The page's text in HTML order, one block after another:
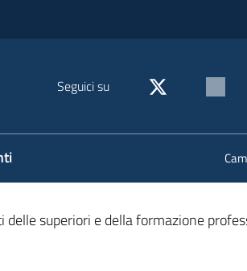
Seguici su
superiori e della formazione